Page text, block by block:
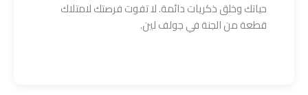
حياتك وخلق ذكريات دائمة. لا تفوت فرصتك لامتلاك
قطعة من الجنة في جولف لين.